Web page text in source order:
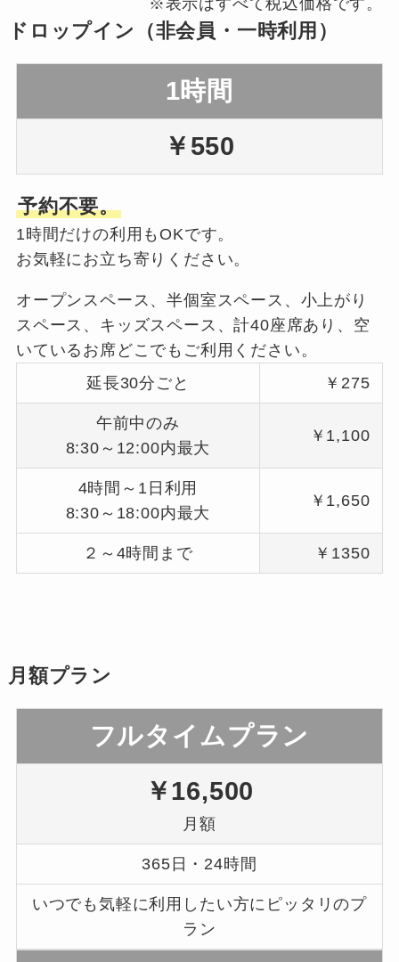
ドロップイン（非会員・一時利用）
1時間
￥550
予約不要。
1時間だけの利用もOKです。
お気軽にお立ち寄りください。
オープンスペース、半個室スペース、小上がり
スペース、キッズスペース、計40座席あり、空
いているお席どこでもご利用ください。
延長30分ごと
￥275
午前中のみ
8:30～12:00内最大
￥1,100
4時間～1日利用
8:30～18:00内最大
￥1,650
２～4時間まで ￥1350
月額プラン
フルタイムプラン
￥16,500
月額
365日・24時間
いつでも気軽に利用したい方にピッタリのプ
ラン